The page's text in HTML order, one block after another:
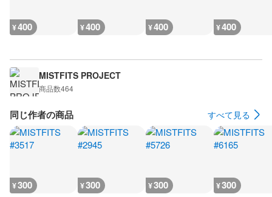
¥400 ¥400 ¥400 ¥400
MISTFITS PROJECT
商品数464
同じ作者の商品 すべて見る
¥300 ¥300 ¥300 ¥300